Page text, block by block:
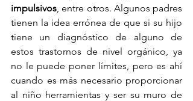
impulsivos , entre otros. Algunos padres
tienen la idea errónea de que si su hijo
tiene un diagnóstico de alguno de
estos trastornos de nivel orgánico, ya
no le puede poner límites, pero es ahí
cuando es más necesario proporcionar
al niño herramientas y ser su muro de